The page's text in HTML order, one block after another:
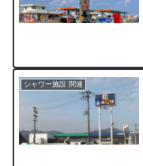
シャワー施設 関連